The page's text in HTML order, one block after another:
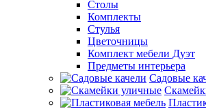
Столы
Комплекты
Стулья
Цветочницы
Комплект мебели Дуэт
Предметы интерьера
Садовые